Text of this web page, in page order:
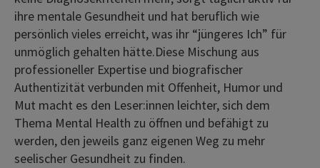
ihre mentale Gesundheit und hat beruflich wie
persönlich vieles erreicht, was ihr “jüngeres Ich” für
unmöglich gehalten hätte.Diese Mischung aus
professioneller Expertise und biografischer
Authentizität verbunden mit Offenheit, Humor und
Mut macht es den Leser:innen leichter, sich dem
Thema Mental Health zu öffnen und befähigt zu
werden, den jeweils ganz eigenen Weg zu mehr
seelischer Gesundheit zu finden.